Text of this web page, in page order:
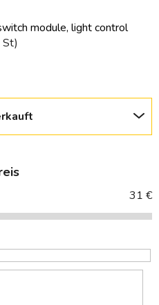
module, light control
31 €